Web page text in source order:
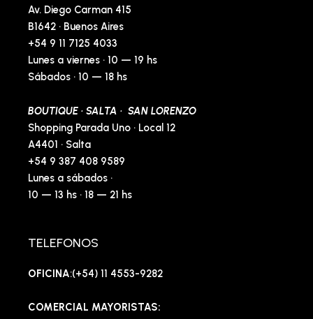
Av. Diego Carman 415
B1642 · Buenos Aires
+54 9 11 7125 4033
Lunes a viernes · 10 — 19 hs
Sábados · 10 — 18 hs
BOUTIQUE · SALTA · SAN LORENZO
Shopping Parada Uno · Local 12
A4401 · Salta
+54 9 387 408 9589
Lunes a sábados ·
10 — 13 hs · 18 — 21 hs
TELEFONOS
OFICINA:(+54) 11 4553-9282
COMERCIAL MAYORISTAS: